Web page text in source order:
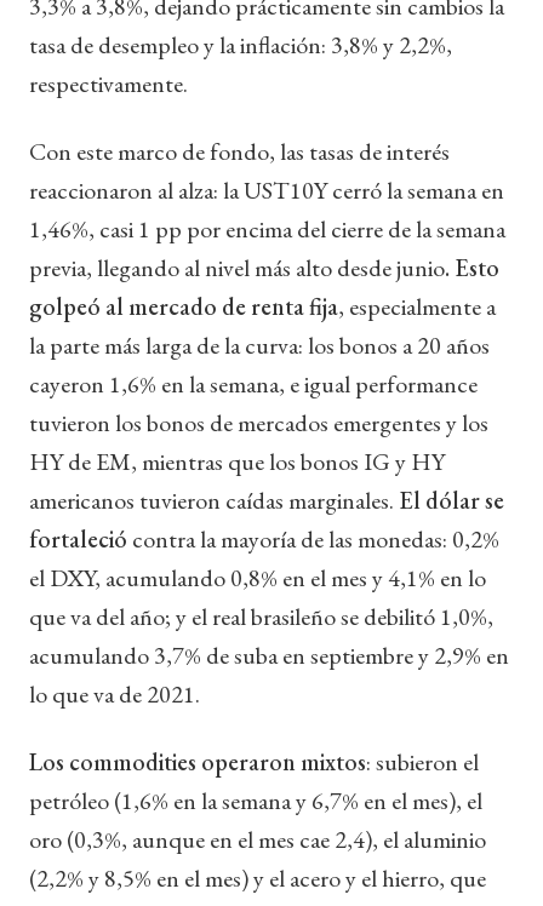
tasa de desempleo y la inflación: 3,8% y 2,2%,
respectivamente.
Con este marco de fondo, las tasas de interés
reaccionaron al alza: la UST10Y cerró la semana en
1,46%, casi 1 pp por encima del cierre de la semana
previa, llegando al nivel más alto desde junio. Esto
golpeó al mercado de renta fija, especialmente a
la parte más larga de la curva: los bonos a 20 años
cayeron 1,6% en la semana, e igual performance
tuvieron los bonos de mercados emergentes y los
HY de EM, mientras que los bonos IG y HY
americanos tuvieron caídas marginales. El dólar se
fortaleció contra la mayoría de las monedas: 0,2%
el DXY, acumulando 0,8% en el mes y 4,1% en lo
que va del año; y el real brasileño se debilitó 1,0%,
acumulando 3,7% de suba en septiembre y 2,9% en
lo que va de 2021.
Los commodities operaron mixtos: subieron el
petróleo (1,6% en la semana y 6,7% en el mes), el
oro (0,3%, aunque en el mes cae 2,4), el aluminio
(2,2% y 8,5% en el mes) y el acero y el hierro, que